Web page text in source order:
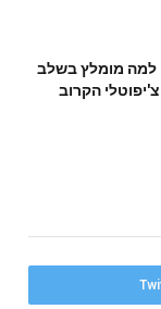
למה מומלץ בשלב
הקרוב